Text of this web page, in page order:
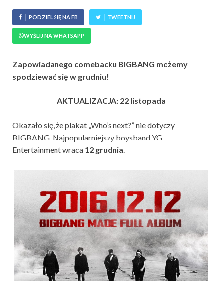
PODZIEL SIĘ NA FB TWEETNIJ
WYŚLIJ NA WHATSAPP
Zapowiadanego comebacku BIGBANG możemy
spodziewać się w grudniu!
AKTUALIZACJA: 22 listopada
Okazało się, że plakat „Who’s next?” nie dotyczy
BIGBANG. Najpopularniejszy boysband YG
Entertainment wraca 12 grudnia.